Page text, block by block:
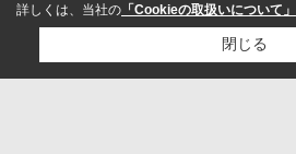
詳しくは、当社の 「Cookieの取扱いについて」
閉じる